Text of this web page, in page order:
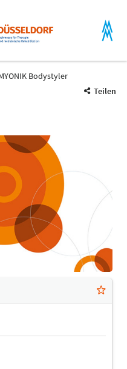
Bodystyler
Teilen